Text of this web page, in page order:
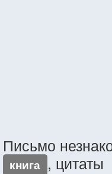
Письмо
книга , цитаты